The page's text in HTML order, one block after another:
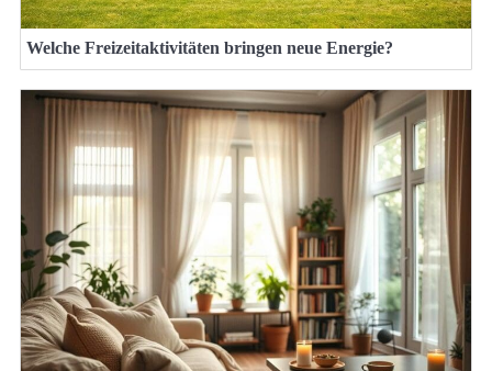
Welche Freizeitaktivitäten bringen neue Energie?